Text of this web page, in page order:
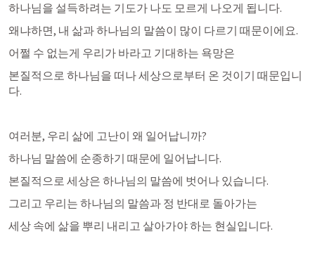
하나님을 설득하려는 기도가 나도 모르게 나오게 됩니다.
왜냐하면, 내 삶과 하나님의 말씀이 많이 다르기 때문이에요.
어쩔 수 없는게 우리가 바라고 기대하는 욕망은
본질적으로 하나님을 떠나 세상으로부터 온 것이기 때문입니
다.
여러분, 우리 삶에 고난이 왜 일어납니까?
하나님 말씀에 순종하기 때문에 일어납니다.
본질적으로 세상은 하나님의 말씀에 벗어나 있습니다.
그리고 우리는 하나님의 말씀과 정 반대로 돌아가는
세상 속에 삶을 뿌리 내리고 살아가야 하는 현실입니다.